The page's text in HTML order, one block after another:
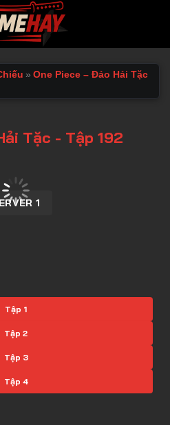
» One Piece – Đảo Hải Tặc
Tặc - Tập 192
1
Tập 1
Tập 2
Tập 3
Tập 4